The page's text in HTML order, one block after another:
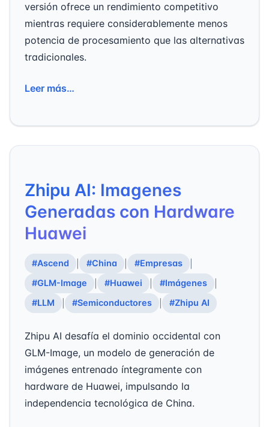
versión ofrece un rendimiento competitivo
mientras requiere considerablemente menos
potencia de procesamiento que las alternativas
tradicionales.
Leer más…
Zhipu AI: Imagenes
Generadas con Hardware
Huawei
#Ascend #China #Empresas
#GLM-Image
#Huawei #Imágenes
#LLM
#Semiconductores #Zhipu AI
Zhipu AI desafía el dominio occidental con
GLM-Image, un modelo de generación de
imágenes entrenado íntegramente con
hardware de Huawei, impulsando la
independencia tecnológica de China.